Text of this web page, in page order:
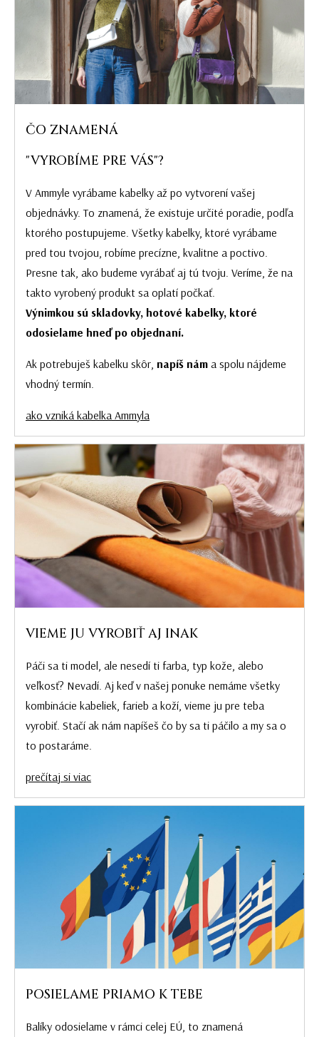
ČO ZNAMENÁ
"VYROBÍME PRE VÁS"?
V Ammyle vyrábame kabelky až po vytvorení vašej
objednávky. To znamená, že existuje určité poradie, podľa
ktorého postupujeme. Všetky kabelky, ktoré vyrábame
pred tou tvojou, robíme precízne, kvalitne a poctivo.
Presne tak, ako budeme vyrábať aj tú tvoju. Veríme, že na
takto vyrobený produkt sa oplatí počkať.
Výnimkou sú skladovky, hotové kabelky, ktoré
odosielame hneď po objednaní.
Ak potrebuješ kabelku skôr, napíš nám a spolu nájdeme
vhodný termín.
ako vzniká kabelka Ammyla
VIEME JU VYROBIŤ AJ INAK
Páči sa ti model, ale nesedí ti farba, typ kože, alebo
veľkosť? Nevadí. Aj keď v našej ponuke nemáme všetky
kombinácie kabeliek, farieb a koží, vieme ju pre teba
vyrobiť. Stačí ak nám napíšeš čo by sa ti páčilo a my sa o
to postaráme.
prečítaj si viac
POSIELAME PRIAMO K TEBE
Balíky odosielame v rámci celej EÚ, to znamená